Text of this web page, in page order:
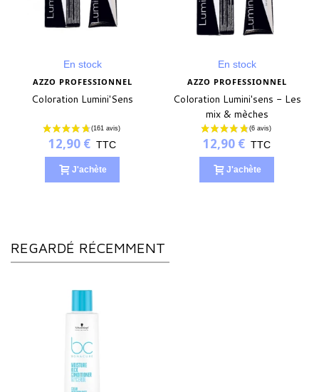
En stock
AZZO PROFESSIONNEL
Coloration Lumini'Sens
12,90 € TTC
J'achète
En stock
AZZO PROFESSIONNEL
Coloration Lumini'sens - Les
mix & mèches
12,90 € TTC
J'achète
REGARDÉ RÉCEMMENT